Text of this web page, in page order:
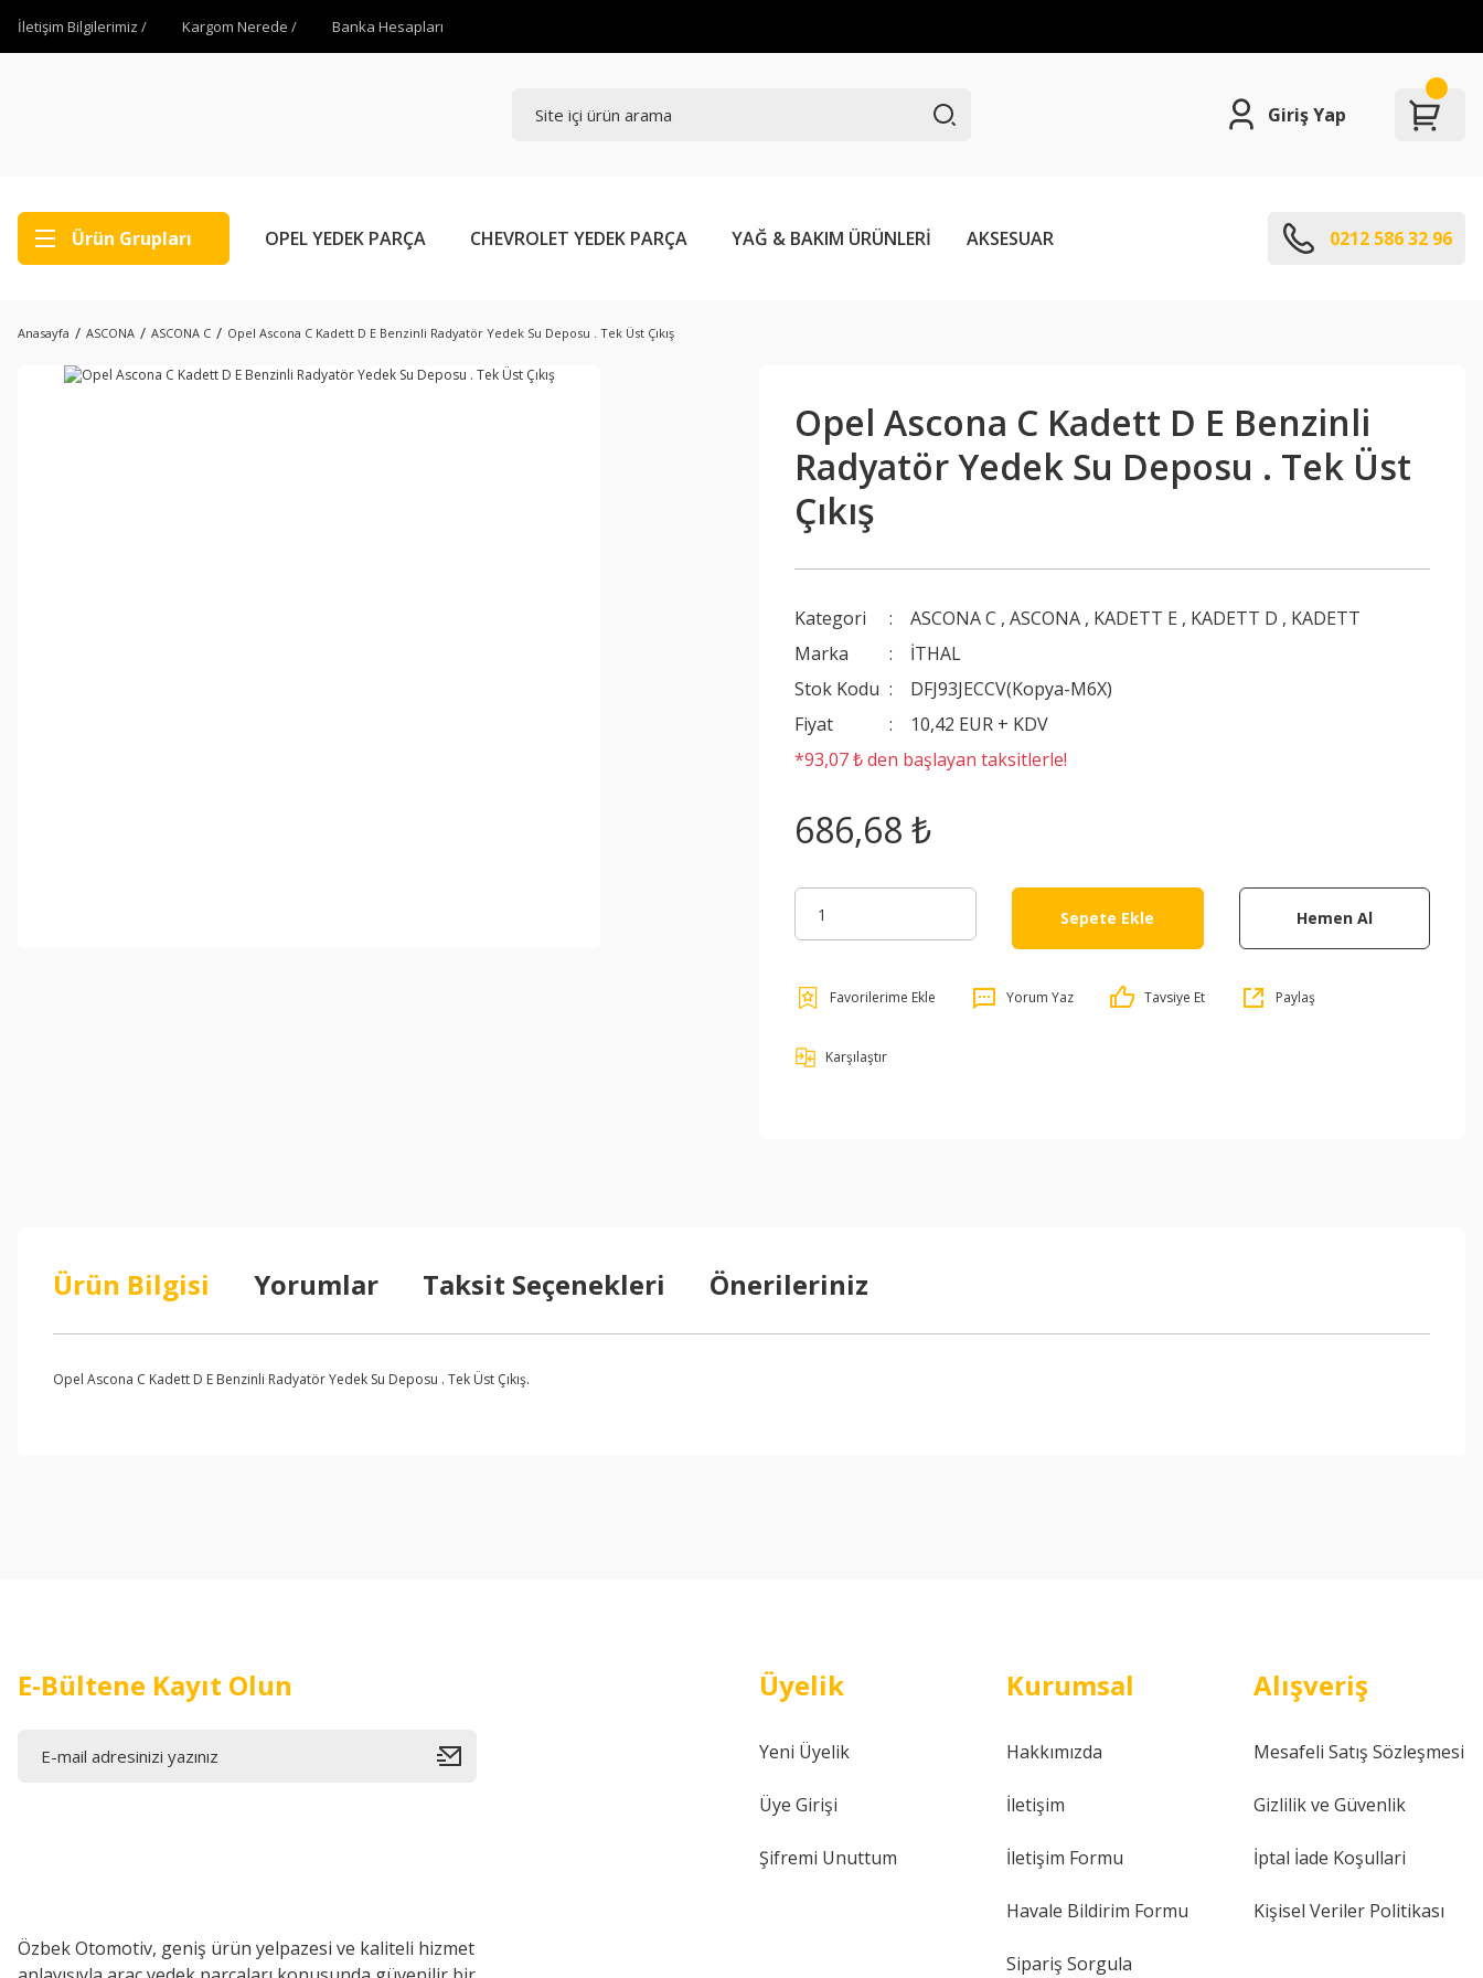
İletişim Bilgilerimiz / Kargom Nerede / Banka Hesapları
Giriş Yap
Ürün Grupları OPEL YEDEK PARÇA CHEVROLET YEDEK PARÇA YAĞ & BAKIM ÜRÜNLERİ AKSESUAR 0212 586 32 96
Anasayfa ASCONA ASCONA C Opel Ascona C Kadett D E Benzinli Radyatör Yedek Su Deposu . Tek Üst Çıkış
Opel Ascona C Kadett D E Benzinli
Radyatör Yedek Su Deposu . Tek Üst
Çıkış
Kategori ASCONA C ,ASCONA , KADETT E , KADETT D , KADETT
Marka
İTHAL
Stok Kodu
DFJ93JECCV(Kopya-M6X)
Fiyat
10,42 EUR + KDV
*93,07 ₺ den başlayan taksitlerle!
686,68 ₺
Sepete Ekle Hemen Al
Yorum Yaz Tavsiye Et Paylaş
Karşılaştır
Ürün Bilgisi Yorumlar Taksit Seçenekleri Önerileriniz
Opel Ascona C Kadett D E Benzinli Radyatör Yedek Su Deposu . Tek Üst Çıkış.
E-Bültene Kayıt Olun
Özbek Otomotiv, geniş ürün yelpazesi ve kaliteli hizmet
Üyelik
Yeni Üyelik
Üye Girişi
Şifremi Unuttum
Kurumsal
Hakkımızda
İletişim
İletişim Formu
Havale Bildirim Formu
Sipariş Sorgula
Alışveriş
Mesafeli Satış Sözleşmesi
Gizlilik ve Güvenlik
İptal İade Koşullari
Kişisel Veriler Politikası